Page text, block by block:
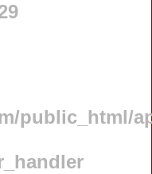
public_html/